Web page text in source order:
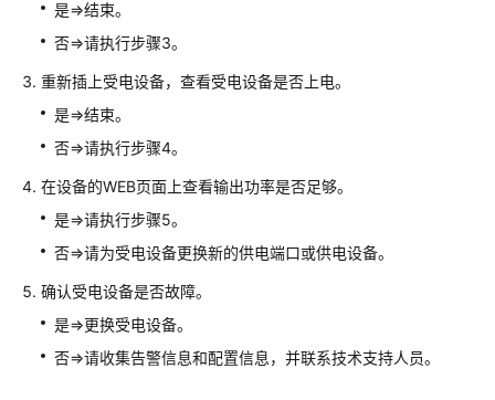
更
文
档
格
清
License
绍
是=>结束。
否=>请执行步骤3。
重新插上受电设备，查看受电设备是否上电。
是=>结束。
否=>请执行步骤4。
在设备的WEB页面上查看输出功率是否足够。
是=>请执行步骤5。
否=>请为受电设备更换新的供电端口或供电设备。
确认受电设备是否故障。
是=>更换受电设备。
否=>请收集告警信息和配置信息，并联系技术支持人员。